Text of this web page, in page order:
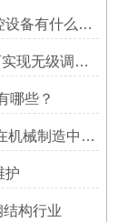
四机机床和普通数控设备有什么区别？
ck61125数控车床可实现无级调速控制
哪些？
CK61100数控车床在机械制造中的实际表现
护
构行业